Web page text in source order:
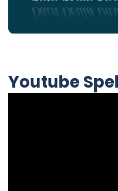
Youtube